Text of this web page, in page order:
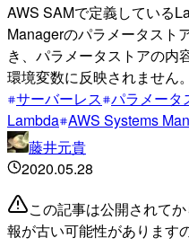
AWS SAMで定義している
Managerのパラメータスト
き、パラメータストアの内
環境変数に反映されません。
サーバーレス パラメータ
Lambda AWS Systems
藤井元貴
2020.05.28
この記事は公開されて
報が古い可能性があります